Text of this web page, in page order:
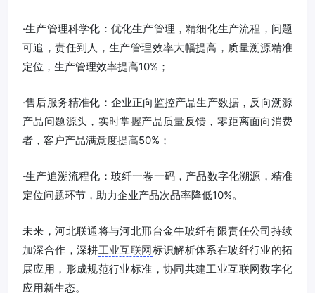
·生产管理科学化：优化生产管理，精细化生产流程，问题
可追，责任到人，生产管理效率大幅提高，质量溯源精准
定位，生产管理效率提高10%；
·售后服务精准化：企业正向监控产品生产数据，反向溯源
产品问题源头，实时掌握产品质量反馈，零距离面向消费
者，客户产品满意度提高50%；
·生产追溯流程化：玻纤一卷一码，产品数字化溯源，精准
定位问题环节，助力企业产品次品率降低10%。
未来，河北联通将与河北邢台金牛玻纤有限责任公司持续
加深合作，深耕工业互联网标识解析体系在玻纤行业的拓
展应用，形成规范行业标准，协同共建工业互联网数字化
应用新生态。